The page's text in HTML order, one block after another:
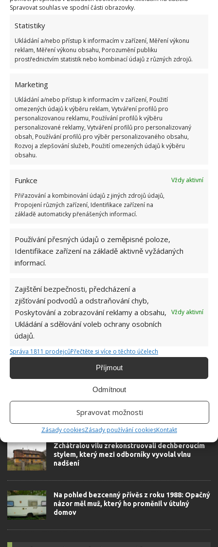
Spravovat souhlas ve spodní části obrazovky.
Statistiky
Ukládání a/nebo přístup k informacím v zařízení, Měření výkonu
reklam, Měření výkonu obsahu, Porozumění publiku
prostřednictvím statistik nebo kombinací údajů z různých zdrojů.
Marketing
Ukládání a/nebo přístup k informacím v zařízení, Použití
omezených údajů k výběru reklam, Vytváření profilů pro
personalizovanou reklamu, Používání profilů k výběru
personalizované reklamy, Vytváření profilů pro personalizovaný
obsah, Používání profilů pro výběr personalizovaného obsahu,
Rozvoj a zlepšování služeb, Použití omezených údajů k výběru
obsahu.
Funkce
Vždy aktivní
Přiřazování a kombinování údajů z jiných zdrojů údajů,
Propojení různých zařízení, Identifikace zařízení na
základě automaticky přenášených informací.
Používání přesných údajů o zeměpisné poloze,
Identifikace zařízení na základě aktivně vyžádaných
informací.
Zajištění bezpečnosti, předcházení a
zjišťování podvodů a odstraňování chyb,
Poskytování a zobrazování reklamy a obsahu,
Ukládání a sdělování voleb ochrany osobních
údajů.
Vždy aktivní
Správa 1811 prodejcůPřečtěte si více o těchto účelech
Příjmout
Odmítnout
Spravovat možnosti
Zásady cookiesZásady používání cookiesKontakt
DOTACE NOVÁ ZELENÁ ÚSPORÁM
Přidejte svůj názor
KOMENTOVAT
Jiří Kolář
velkým kutilem. V podstatě vše, co je
možné najít v j...
Zchátralou vilu zrekonstruovali dechberoucím
stylem, který mezi odborníky vyvolal vlnu
nadšení
Na pohled bezcenný přívěs z roku 1988: Opačný
názor měl muž, který ho proměnil v útulný
domov